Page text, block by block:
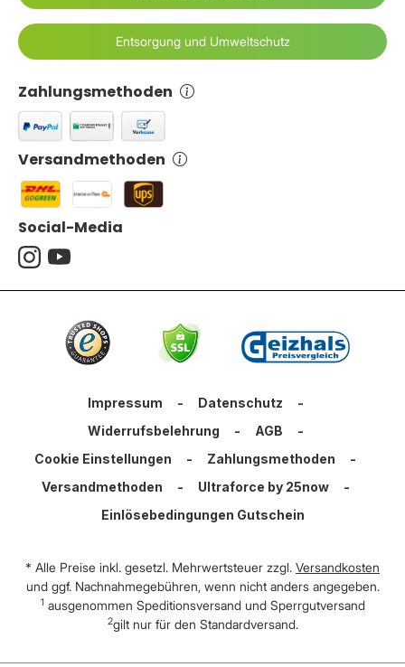
Zahlungsmethoden
Versandmethoden
Entsorgung und Umweltschutz
Social-Media
Impressum - Datenschutz
-
Widerrufsbelehrung
- AGB
-
Cookie Einstellungen
- Zahlungsmethoden
-
Versandmethoden
- Ultraforce by 25now
-
Einlösebedingungen Gutschein
* Alle Preise inkl. gesetzl. Mehrwertsteuer zzgl. Versandkosten
und ggf. Nachnahmegebühren, wenn nicht anders angegeben.
1 ausgenommen Speditionsversand und Sperrgutversand
2gilt nur für den Standardversand.